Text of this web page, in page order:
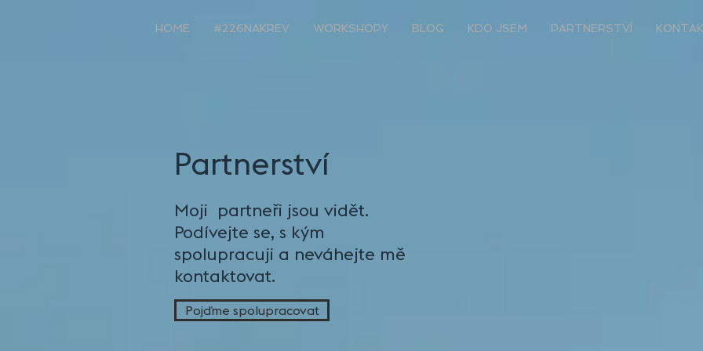
HOME #226NAKREV WORKSHOPY BLOG KDO JSEM PARTNERSTVÍ
Partnerství
Moji partneři jsou vidět.
Podívejte se, s kým
spolupracuji a neváhejte mě
kontaktovat.
Pojďme spolupracovat